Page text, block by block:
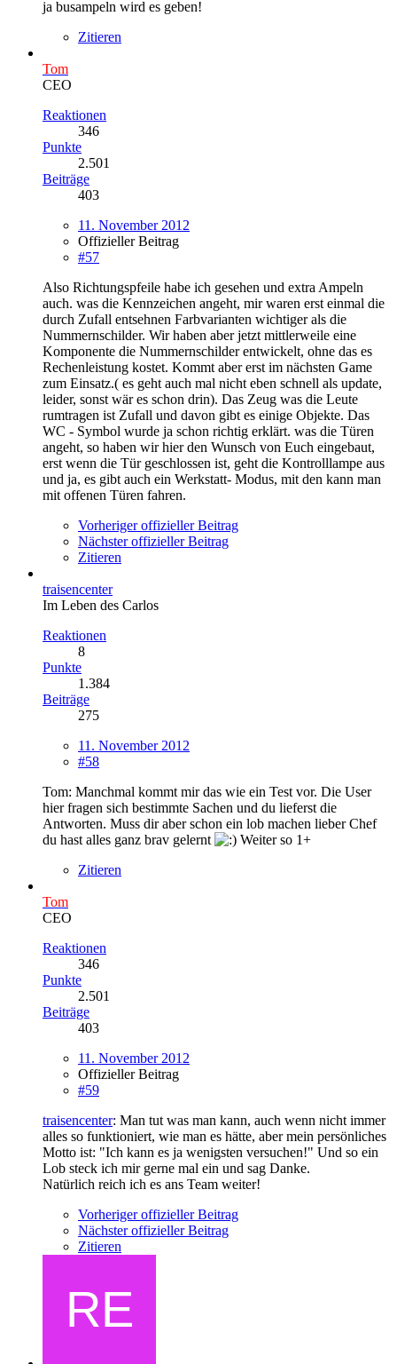
ja busampeln wird es geben!
Zitieren
Tom
CEO
Reaktionen
346
Punkte
2.501
Beiträge
403
11. November 2012
Offizieller Beitrag
#57
Also Richtungspfeile habe ich gesehen und extra Ampeln
auch. was die Kennzeichen angeht, mir waren erst einmal die
durch Zufall entsehnen Farbvarianten wichtiger als die
Nummernschilder. Wir haben aber jetzt mittlerweile eine
Komponente die Nummernschilder entwickelt, ohne das es
Rechenleistung kostet. Kommt aber erst im nächsten Game
zum Einsatz.( es geht auch mal nicht eben schnell als update,
leider, sonst wär es schon drin). Das Zeug was die Leute
rumtragen ist Zufall und davon gibt es einige Objekte. Das
WC - Symbol wurde ja schon richtig erklärt. was die Türen
angeht, so haben wir hier den Wunsch von Euch eingebaut,
erst wenn die Tür geschlossen ist, geht die Kontrolllampe aus
und ja, es gibt auch ein Werkstatt- Modus, mit den kann man
mit offenen Türen fahren.
Vorheriger offizieller Beitrag
Nächster offizieller Beitrag
Zitieren
traisencenter
Im Leben des Carlos
Reaktionen
8
Punkte
1.384
Beiträge
275
11. November 2012
#58
Tom: Manchmal kommt mir das wie ein Test vor. Die User
hier fragen sich bestimmte Sachen und du lieferst die
Antworten. Muss dir aber schon ein lob machen lieber Chef
du hast alles ganz brav gelernt
Weiter so 1+
Zitieren
Tom
CEO
Reaktionen
346
Punkte
2.501
Beiträge
403
11. November 2012
Offizieller Beitrag
#59
traisencenter: Man tut was man kann, auch wenn nicht immer
alles so funktioniert, wie man es hätte, aber mein persönliches
Motto ist: "Ich kann es ja wenigsten versuchen!" Und so ein
Lob steck ich mir gerne mal ein und sag Danke.
Natürlich reich ich es ans Team weiter!
Vorheriger offizieller Beitrag
Nächster offizieller Beitrag
Zitieren